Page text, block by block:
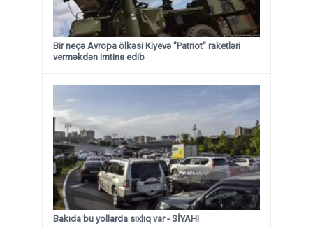
Bir neçə Avropa ölkəsi Kiyevə "Patriot" raketləri
verməkdən imtina edib
Bakıda bu yollarda sıxlıq var - SİYAHI